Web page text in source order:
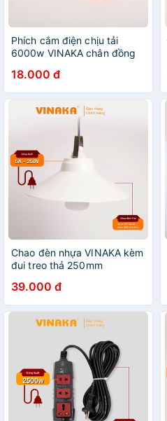
Phích cắm điện chịu tải
6000w VINAKA chân đồng
nhiệt PC3
18.000 đ
Chao đèn nhựa VINAKA kèm
đui treo thả 250mm
39.000 đ